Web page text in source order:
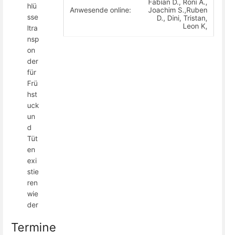
Anwesende online:
Joachim S.,Ruben
D., Dini, Tristan,
Leon K,
hlü
sse
ltra
nsp
on
der
für
Frü
hst
uck
un
d
Tüt
en
exi
stie
ren
wie
der
Termine